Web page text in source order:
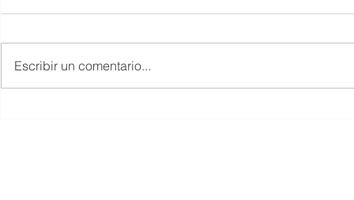
Escribir un comentario...